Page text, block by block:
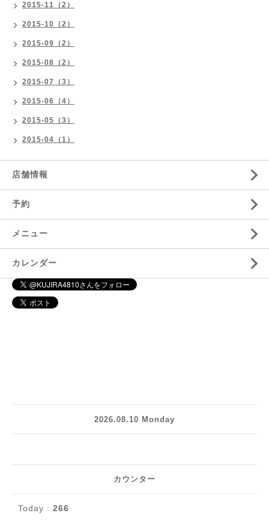
2015-11（2）
2015-10（2）
2015-09（2）
2015-08（2）
2015-07（3）
2015-06（4）
2015-05（3）
2015-04（1）
店舗情報
予約
メニュー
カレンダー
2026.08.10 Monday
カウンター
Today : 266